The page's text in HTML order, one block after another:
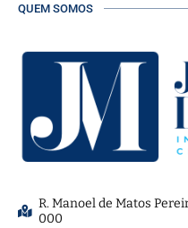
QUEM SOMOS
R. Manoel de Matos
000